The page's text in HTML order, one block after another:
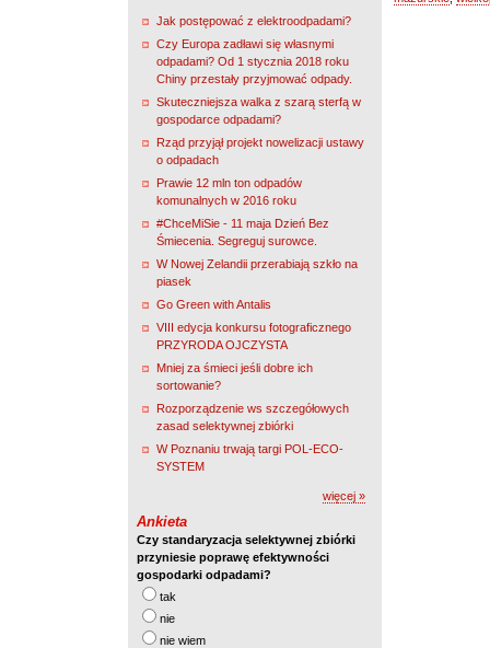
Jak postępować z elektroodpadami?
Czy Europa zadławi się własnymi
odpadami? Od 1 stycznia 2018 roku
Chiny przestały przyjmować odpady.
Skuteczniejsza walka z szarą sterfą w
gospodarce odpadami?
Rząd przyjął projekt nowelizacji ustawy
o odpadach
Prawie 12 mln ton odpadów
komunalnych w 2016 roku
#ChceMiSie - 11 maja Dzień Bez
Śmiecenia. Segreguj surowce.
W Nowej Zelandii przerabiają szkło na
piasek
Go Green with Antalis
VIII edycja konkursu fotograficznego
PRZYRODA OJCZYSTA
Mniej za śmieci jeśli dobre ich
sortowanie?
Rozporządzenie ws szczegółowych
zasad selektywnej zbiórki
W Poznaniu trwają targi POL-ECO-
SYSTEM
więcej »
Ankieta
Czy standaryzacja selektywnej zbiórki
przyniesie poprawę efektywności
gospodarki odpadami?
tak
nie
nie wiem